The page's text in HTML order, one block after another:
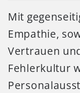
Mit
Empathie,
Vertrauen
Fehlerkultur